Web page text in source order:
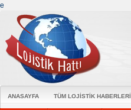
e
ANASAYFA TÜM LOJİSTİK HABERLERİ